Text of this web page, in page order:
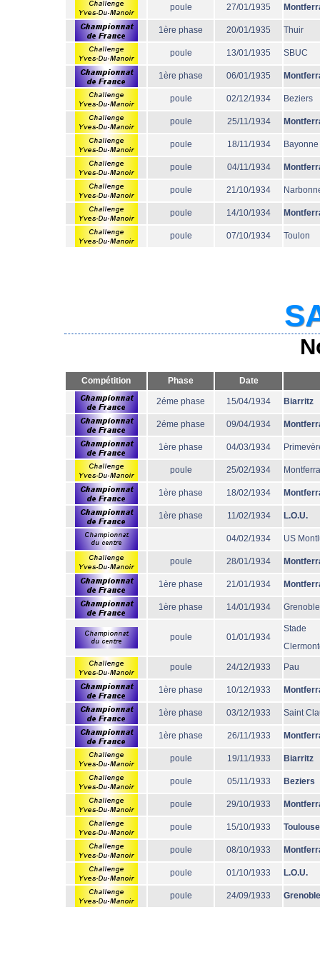
poule 27/01/1935
1ère phase 20/01/1935 Thuir
poule 13/01/1935 SBUC
1ère phase 06/01/1935
poule 02/12/1934 Beziers
poule 25/11/1934
poule 18/11/1934 Bayonne
poule 04/11/1934
poule 21/10/1934
poule 14/10/1934
poule 07/10/1934 Toulon
Compétition Phase Date
2éme phase 15/04/1934 Biarritz
2éme phase 09/04/1934
1ère phase 04/03/1934
poule 25/02/1934
1ère phase 18/02/1934
1ère phase 11/02/1934 L.O.U.
04/02/1934 US
poule 28/01/1934
1ère phase 21/01/1934
1ère phase 14/01/1934 Grenoble
poule 01/01/1934
Stade
poule 24/12/1933 Pau
1ère phase 10/12/1933
1ère phase 03/12/1933 Saint
1ère phase 26/11/1933
poule 19/11/1933 Biarritz
poule 05/11/1933 Beziers
poule 29/10/1933
poule 15/10/1933 Toulouse
poule 08/10/1933
poule 01/10/1933 L.O.U.
poule 24/09/1933 Grenoble